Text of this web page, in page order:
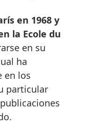
en 1968 y
la Ecole du
en su
ha
en los
particular